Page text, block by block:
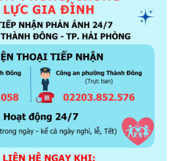
thu hồi để kiểm tra, khắc phục sự cố các
thành phố Hải Phòng khóa XIV, nhiệm kỳ
AI trợi giúp pháp luật
hiện Chương trình hành động của Thành
nhà...